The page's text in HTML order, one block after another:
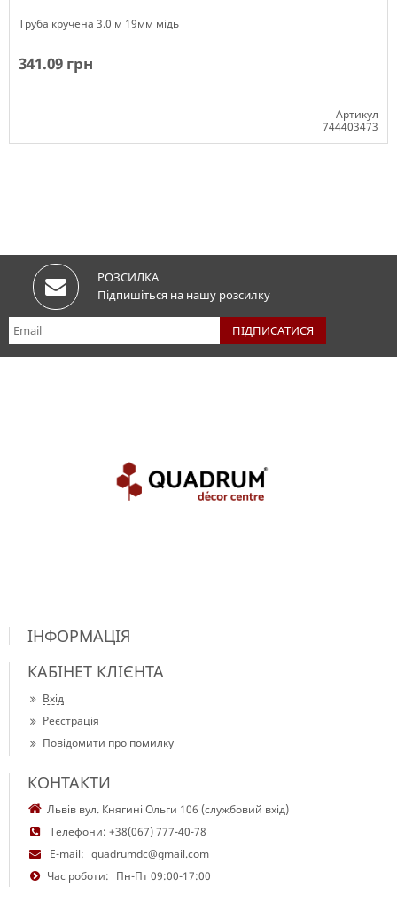
Труба кручена 3.0 м 19мм мідь
341.09 грн
Артикул
744403473
РОЗСИЛКА
Підпишіться на нашу розсилку
ІНФОРМАЦІЯ
КАБІНЕТ КЛІЄНТА
Вхід
Реєстрація
Повідомити про помилку
КОНТАКТИ
Львів вул. Княгині Ольги 106 (службовий вхід)
Телефони: +38(067) 777-40-78
E-mail: quadrumdc@gmail.com
Час роботи: Пн-Пт 09:00-17:00